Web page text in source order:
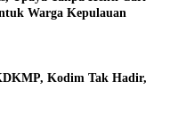
Warga Kepulauan
Kodim Tak Hadir,